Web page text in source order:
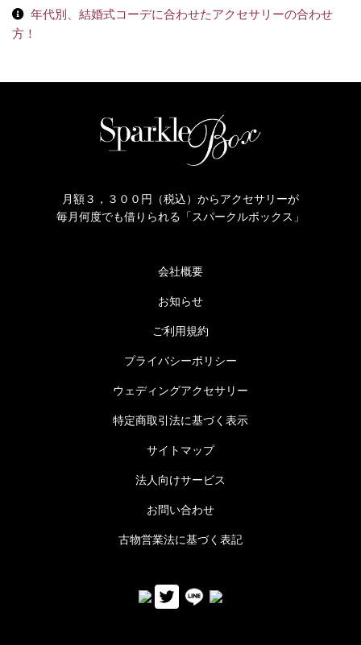
年代別、結婚式コーデに合わせたアクセサリーの合わせ
方！
月額３，３００円（税込）からアクセサリーが
毎月何度でも借りられる「スパークルボックス」
会社概要
お知らせ
ご利用規約
プライバシーポリシー
ウェディングアクセサリー
特定商取引法に基づく表示
サイトマップ
法人向けサービス
お問い合わせ
古物営業法に基づく表記